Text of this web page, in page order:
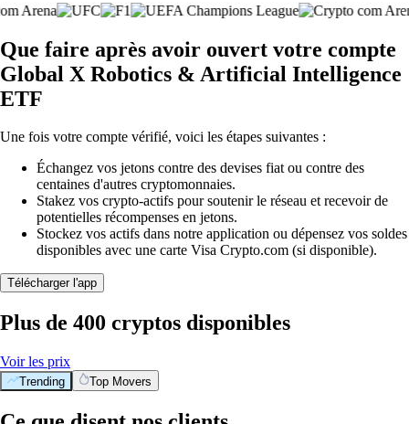
Que faire après avoir ouvert votre compte
Global X Robotics & Artificial Intelligence
ETF
Une fois votre compte vérifié, voici les étapes suivantes :
Échangez vos jetons contre des devises fiat ou contre des
centaines d'autres cryptomonnaies.
Stakez vos crypto-actifs pour soutenir le réseau et recevoir de
potentielles récompenses en jetons.
Stockez vos actifs dans notre application ou dépensez vos soldes
disponibles avec une carte Visa Crypto.com (si disponible).
Télécharger l'app
Plus de 400 cryptos disponibles
Voir les prix
Trending Top Movers